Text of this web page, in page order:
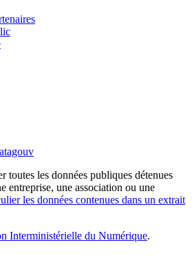
toutes les données publiques détenues
entreprise, une association ou une
les données contenues dans un extrait
Interministérielle du Numérique.